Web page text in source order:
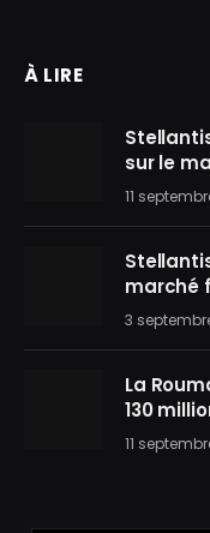
À LIRE
sur le
11
marché
3
La
130
11